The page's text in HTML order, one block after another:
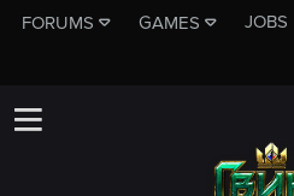
FORUMS GAMES JOBS